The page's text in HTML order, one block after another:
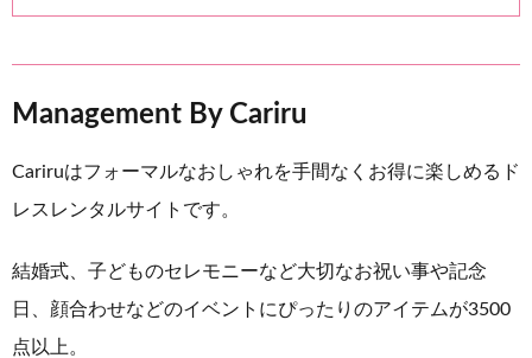
Management By Cariru
Cariruはフォーマルなおしゃれを手間なくお得に楽しめるド
レスレンタルサイトです。
結婚式、子どものセレモニーなど大切なお祝い事や記念
日、顔合わせなどのイベントにぴったりのアイテムが3500
点以上。